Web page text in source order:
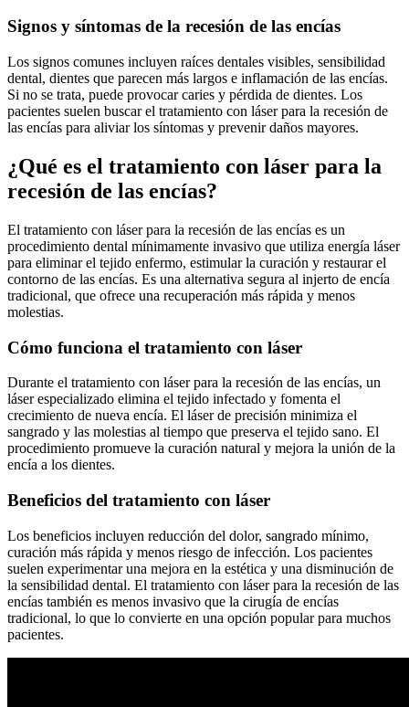
Signos y síntomas de la recesión de las encías
Los signos comunes incluyen raíces dentales visibles, sensibilidad
dental, dientes que parecen más largos e inflamación de las encías.
Si no se trata, puede provocar caries y pérdida de dientes. Los
pacientes suelen buscar el tratamiento con láser para la recesión de
las encías para aliviar los síntomas y prevenir daños mayores.
¿Qué es el tratamiento con láser para la
recesión de las encías?
El tratamiento con láser para la recesión de las encías es un
procedimiento dental mínimamente invasivo que utiliza energía láser
para eliminar el tejido enfermo, estimular la curación y restaurar el
contorno de las encías. Es una alternativa segura al injerto de encía
tradicional, que ofrece una recuperación más rápida y menos
molestias.
Cómo funciona el tratamiento con láser
Durante el tratamiento con láser para la recesión de las encías, un
láser especializado elimina el tejido infectado y fomenta el
crecimiento de nueva encía. El láser de precisión minimiza el
sangrado y las molestias al tiempo que preserva el tejido sano. El
procedimiento promueve la curación natural y mejora la unión de la
encía a los dientes.
Beneficios del tratamiento con láser
Los beneficios incluyen reducción del dolor, sangrado mínimo,
curación más rápida y menos riesgo de infección. Los pacientes
suelen experimentar una mejora en la estética y una disminución de
la sensibilidad dental. El tratamiento con láser para la recesión de las
encías también es menos invasivo que la cirugía de encías
tradicional, lo que lo convierte en una opción popular para muchos
pacientes.